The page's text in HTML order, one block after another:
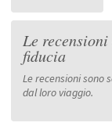
Le
fiducia
Le recensioni sono
dal loro viaggio.